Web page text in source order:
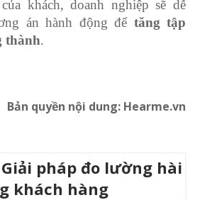
khách, doanh nghiệp sẽ dễ
án hành động để tăng tập
thành.
Bản quyền nội dung: Hearme.vn
pháp đo lường hài
khách hàng